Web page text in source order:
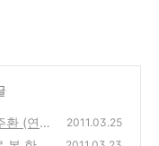
환 (연
학, 긍
2011.03.25